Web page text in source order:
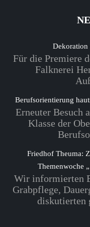
Dekoration
Für die Premiere
Falknerei
Berufsorientierung
Erneuter Besuch
Klasse der
Friedhof Theuma:
Themenwoche
Wir informierten
Grabpflege,
diskutierten